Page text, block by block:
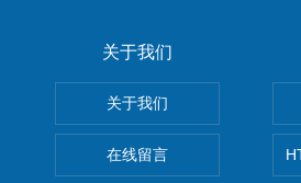
关于我们
关于我们
在线留言